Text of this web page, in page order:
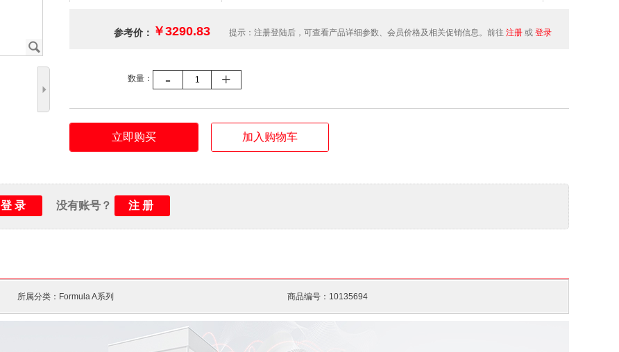
J
5
额定极限短路分断能力(Icu)： 36 kA / 380 V AC
额定绝缘电压(Ui)： 690 V AC
安装方式： 固定式
前接线
环境温度： 运行-25 ... +70 °C/储存-40 ... +70 °C
参考价： ￥3290.83 提示：注册登陆后，可查看产品详细参数、会员价格及相关促销信息。前往 注册 或 登录
数量： - +
立即购买 加入购物车
登录 没有账号？ 注册
所属分类：Formula A系列 商品编号：10135694